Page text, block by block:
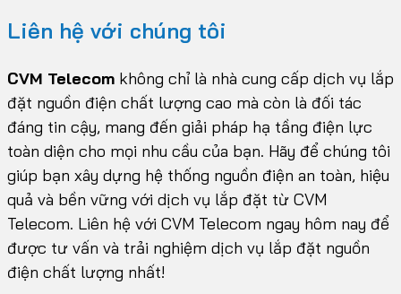
Liên hệ với chúng tôi
CVM Telecom không chỉ là nhà cung cấp dịch vụ lắp
đặt nguồn điện chất lượng cao mà còn là đối tác
đáng tin cậy, mang đến giải pháp hạ tầng điện lực
toàn diện cho mọi nhu cầu của bạn. Hãy để chúng tôi
giúp bạn xây dựng hệ thống nguồn điện an toàn, hiệu
quả và bền vững với dịch vụ lắp đặt từ CVM
Telecom. Liên hệ với CVM Telecom ngay hôm nay để
được tư vấn và trải nghiệm dịch vụ lắp đặt nguồn
điện chất lượng nhất!